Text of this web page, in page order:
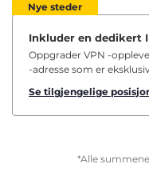
Nye steder
Inkluder en dedikert
Oppgrader VPN -
-adresse som er
Se tilgjengelige
*Alle